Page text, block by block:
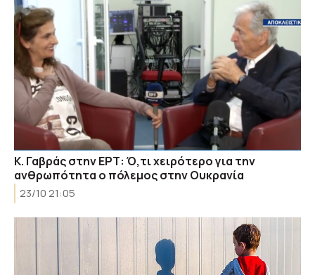
Κ. Γαβράς στην ΕΡΤ: Ό,τι χειρότερο για την
ανθρωπότητα ο πόλεμος στην Ουκρανία
23/10 21:05